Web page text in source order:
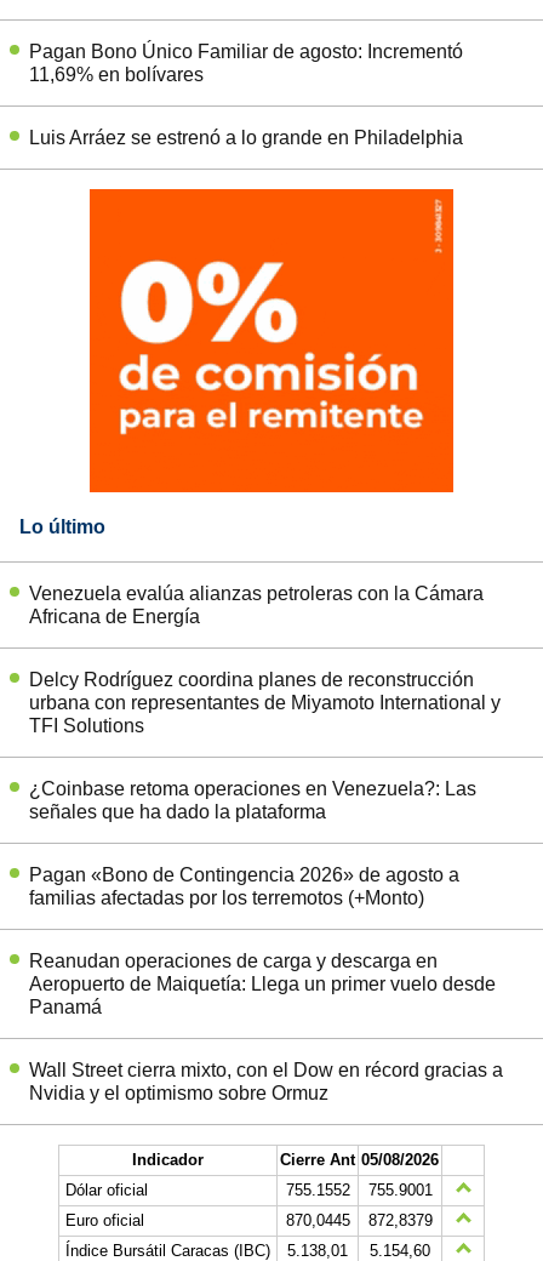
Pagan Bono Único Familiar de agosto: Incrementó
11,69% en bolívares
Luis Arráez se estrenó a lo grande en Philadelphia
Lo último
Venezuela evalúa alianzas petroleras con la Cámara
Africana de Energía
Delcy Rodríguez coordina planes de reconstrucción
urbana con representantes de Miyamoto International y
TFI Solutions
¿Coinbase retoma operaciones en Venezuela?: Las
señales que ha dado la plataforma
Pagan «Bono de Contingencia 2026» de agosto a
familias afectadas por los terremotos (+Monto)
Reanudan operaciones de carga y descarga en
Aeropuerto de Maiquetía: Llega un primer vuelo desde
Panamá
Wall Street cierra mixto, con el Dow en récord gracias a
Nvidia y el optimismo sobre Ormuz
Indicador Cierre Ant 05/08/2026
Dólar oficial
755.1552
755.9001
Euro oficial
870,0445
872,8379
Índice Bursátil Caracas (IBC)
5.138,01
5.154,60